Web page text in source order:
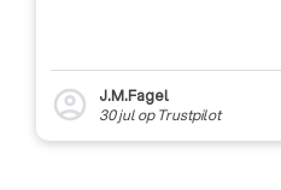
account_circle
J.M.Fagel
30 julop Trustpilot